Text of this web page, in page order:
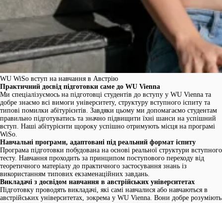
WU WiSo вступ на навчання в Австрію
Практичний досвід підготовки саме до WU Vienna
Ми спеціалізуємось на підготовці студентів до вступу у WU Vienna та
добре знаємо всі вимоги університету, структуру вступного іспиту та
типові помилки абітурієнтів. Завдяки цьому ми допомагаємо студентам
правильно підготуватись та значно підвищити їхні шанси на успішний
вступ. Наші абітурієнти щороку успішно отримують місця на програмі
WiSo.
Навчальні програми, адаптовані під реальний формат іспиту
Програма підготовки побудована на основі реальної структури вступного
тесту. Навчання проходить за принципом поступового переходу від
теоретичного матеріалу до практичного застосування знань із
використанням типових екзаменаційних завдань.
Викладачі з досвідом навчання в австрійських університетах
Підготовку проводять викладачі, які самі навчалися або навчаються в
австрійських університетах, зокрема у WU Vienna. Вони добре розуміють